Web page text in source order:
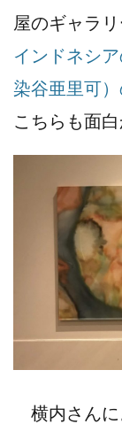
屋のギャラ
インドネシ
染谷亜里可）
こちらも面白
横内さんに